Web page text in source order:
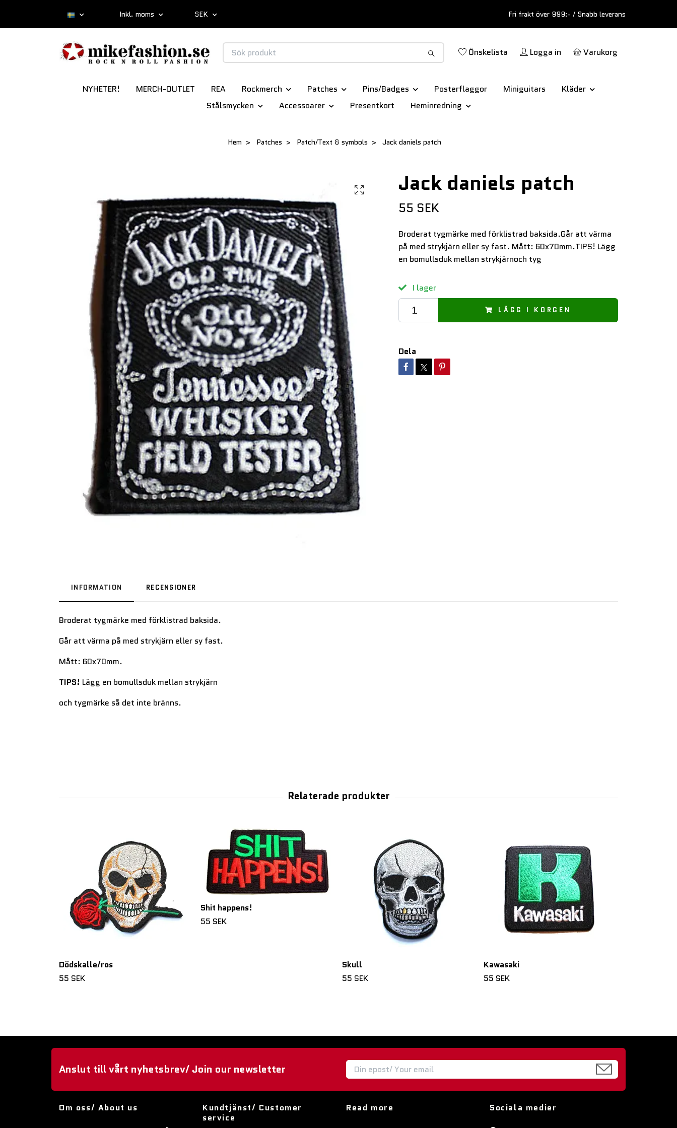
Inkl. moms SEK Fri frakt över 999:- / Snabb leverans
Önskelista Logga in Varukorg
NYHETER! MERCH-OUTLET REA Rockmerch Patches Pins/Badges Posterflaggor Miniguitars
Kläder
Stålsmycken
Accessoarer Presentkort Heminredning
Hem Patches Patch/Text & symbols Jack daniels patch
Jack daniels patch
55 SEK
Broderat tygmärke med förklistrad baksida.Går att värma
på med strykjärn eller sy fast. Mått: 60x70mm.TIPS! Lägg
en bomullsduk mellan strykjärnoch tyg
I lager
LÄGG I KORGEN
Dela
INFORMATION RECENSIONER
Broderat tygmärke med förklistrad baksida.
Går att värma på med strykjärn eller sy fast.
Mått: 60x70mm.
TIPS! Lägg en bomullsduk mellan strykjärn
och tygmärke så det inte bränns.
Dödskalle/ros
55 SEK
Shit happens!
55 SEK
Skull
55 SEK
Kawasaki
55 SEK
Anslut till vårt nyhetsbrev/ Join our newsletter
Om oss/ About us
Kundtjänst/ Customer
service
Read more Sociala medier